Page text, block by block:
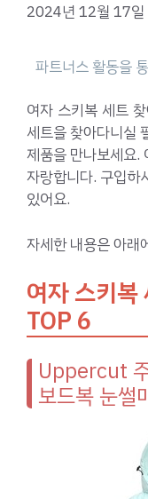
2024년 12월 17일
여자 스키복 세트
세트을 찾아다니실
제품을 만나보세요.
자랑합니다. 구입하
있어요.
자세한 내용은 아래
여자 스키복
TOP 6
Uppercut
보드복 눈썰